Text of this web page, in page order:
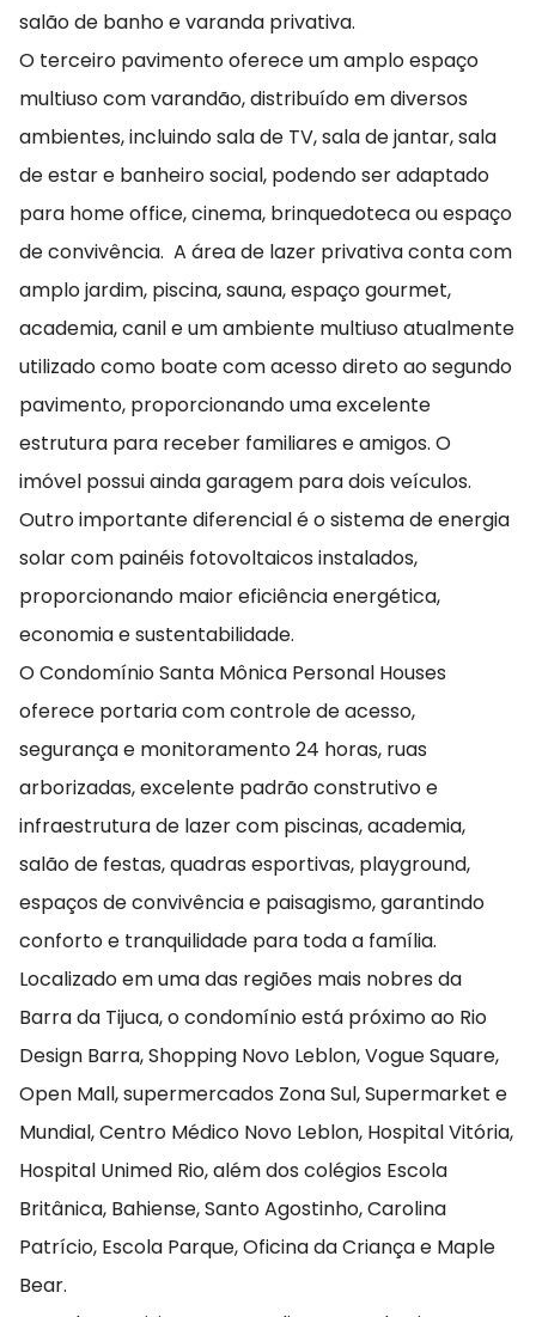
salão de banho e varanda privativa.
O terceiro pavimento oferece um amplo espaço
multiuso com varandão, distribuído em diversos
ambientes, incluindo sala de TV, sala de jantar, sala
de estar e banheiro social, podendo ser adaptado
para home office, cinema, brinquedoteca ou espaço
de convivência. A área de lazer privativa conta com
amplo jardim, piscina, sauna, espaço gourmet,
academia, canil e um ambiente multiuso atualmente
utilizado como boate com acesso direto ao segundo
pavimento, proporcionando uma excelente
estrutura para receber familiares e amigos. O
imóvel possui ainda garagem para dois veículos.
Outro importante diferencial é o sistema de energia
solar com painéis fotovoltaicos instalados,
proporcionando maior eficiência energética,
economia e sustentabilidade.
O Condomínio Santa Mônica Personal Houses
oferece portaria com controle de acesso,
segurança e monitoramento 24 horas, ruas
arborizadas, excelente padrão construtivo e
infraestrutura de lazer com piscinas, academia,
salão de festas, quadras esportivas, playground,
espaços de convivência e paisagismo, garantindo
conforto e tranquilidade para toda a família.
Localizado em uma das regiões mais nobres da
Barra da Tijuca, o condomínio está próximo ao Rio
Design Barra, Shopping Novo Leblon, Vogue Square,
Open Mall, supermercados Zona Sul, Supermarket e
Mundial, Centro Médico Novo Leblon, Hospital Vitória,
Hospital Unimed Rio, além dos colégios Escola
Britânica, Bahiense, Santo Agostinho, Carolina
Patrício, Escola Parque, Oficina da Criança e Maple
Bear.